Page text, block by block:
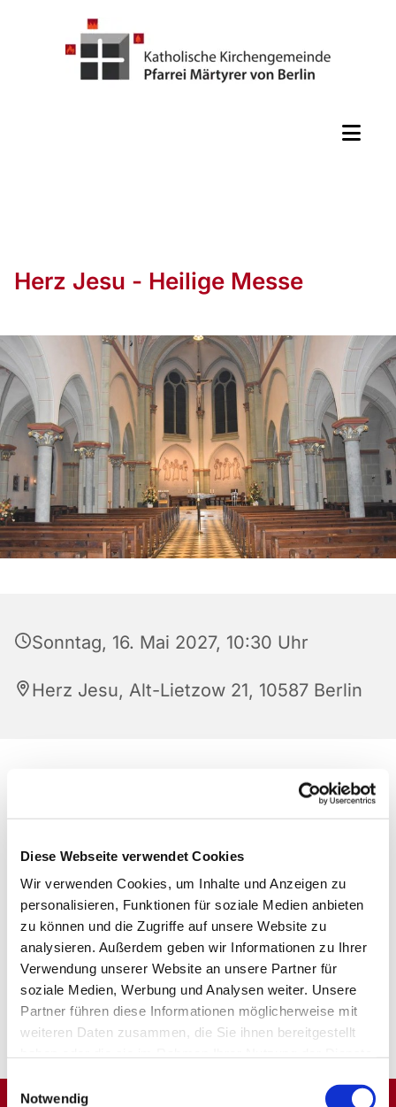
Diese Webseite verwendet Cookies
Wir verwenden Cookies, um Inhalte und Anzeigen zu
personalisieren, Funktionen für soziale Medien anbieten
zu können und die Zugriffe auf unsere Website zu
analysieren. Außerdem geben wir Informationen zu Ihrer
Verwendung unserer Website an unsere Partner für
soziale Medien, Werbung und Analysen weiter. Unsere
Partner führen diese Informationen möglicherweise mit
weiteren Daten zusammen, die Sie ihnen bereitgestellt
Einwilligungsauswahl
Notwendig
Herz Jesu - Heilige Messe
Sonntag, 16. Mai 2027, 10:30 Uhr
Herz Jesu, Alt-Lietzow 21, 10587 Berlin